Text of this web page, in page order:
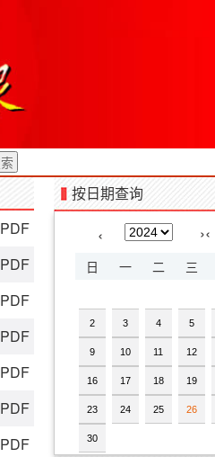
PDF
PDF
PDF
PDF
PDF
PDF
PDF
按日期查询
‹ ›‹
日 一 二 三
2 3 4 5
9 10 11 12
16 17 18 19
23 24 25 26
30